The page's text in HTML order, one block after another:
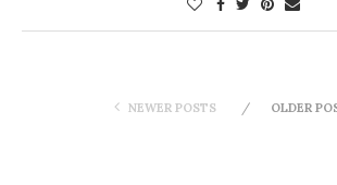
NEWER POSTS OLDER